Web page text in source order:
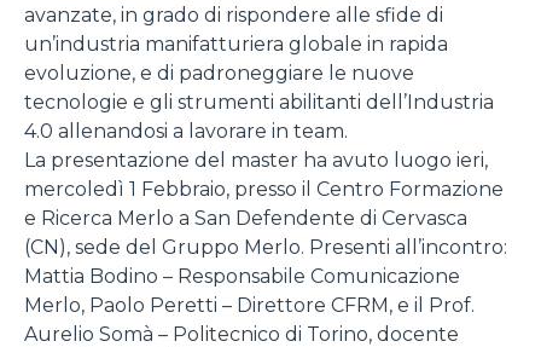
avanzate, in grado di rispondere alle sfide di
un’industria manifatturiera globale in rapida
evoluzione, e di padroneggiare le nuove
tecnologie e gli strumenti abilitanti dell’Industria
4.0 allenandosi a lavorare in team.
La presentazione del master ha avuto luogo ieri,
mercoledì 1 Febbraio, presso il Centro Formazione
e Ricerca Merlo a San Defendente di Cervasca
(CN), sede del Gruppo Merlo. Presenti all’incontro:
Mattia Bodino – Responsabile Comunicazione
Merlo, Paolo Peretti – Direttore CFRM, e il Prof.
Aurelio Somà – Politecnico di Torino, docente